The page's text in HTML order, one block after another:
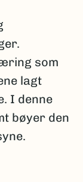
som
lagt
I denne
bøyer den